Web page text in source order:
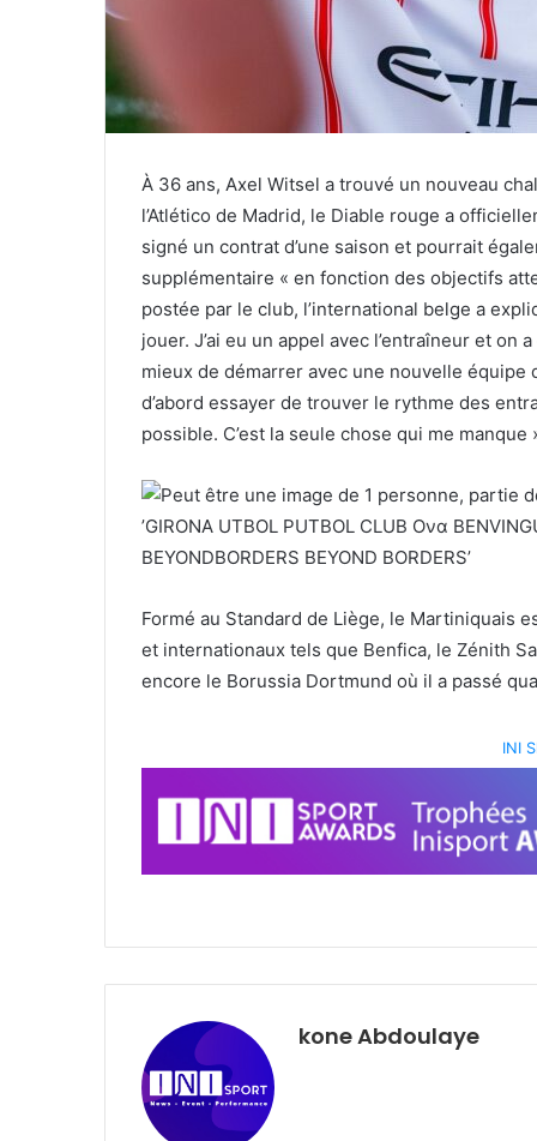
À 36 ans, Axel Witsel a trouvé un nouveau
l’Atlético de Madrid, le Diable rouge a
signé un contrat d’une saison et pourrait
supplémentaire « en fonction des objectifs
postée par le club, l’international belge a
jouer. J’ai eu un appel avec l’entraîneur et
mieux de démarrer avec une nouvelle équipe
d’abord essayer de trouver le rythme des
possible. C’est la seule chose qui me manque
Formé au Standard de Liège, le Martiniquais
et internationaux tels que Benfica, le Zénith
encore le Borussia Dortmund où il a passé
INI
kone Abdoulaye